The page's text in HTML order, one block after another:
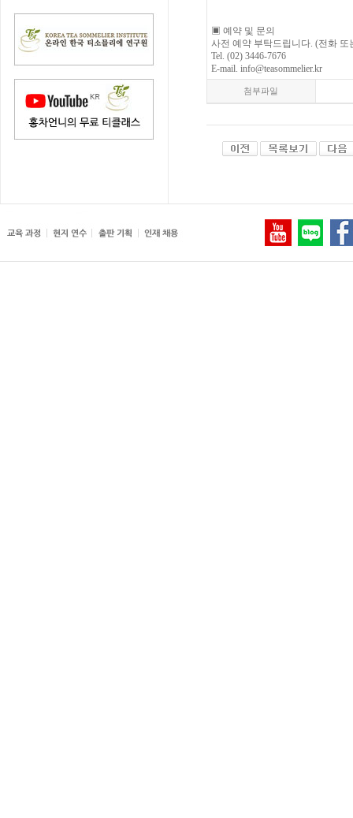
▣ 예약 및 문의
사전 예약 부탁드립니다. (전화 또
Tel. (02) 3446-7676
E-mail. info@teasommelier.kr
첨부파일